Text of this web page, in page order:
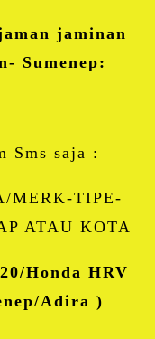
jaminan
Sumenep:
Sms saja :
MERK-TIPE-
ATAU KOTA
Honda HRV
Adira )